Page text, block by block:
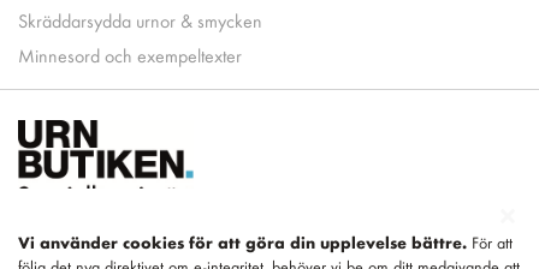
Skräddarsydda urnor & smycken
Minnesord och exempeltexter
Vi använder cookies för att göra din upplevelse bättre. För att